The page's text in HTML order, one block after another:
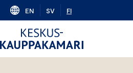
Skip
content
EN SV FI